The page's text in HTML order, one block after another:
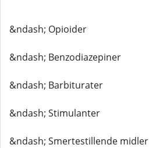
&ndash; Opioider
&ndash; Benzodiazepiner
&ndash; Barbiturater
&ndash; Stimulanter
&ndash; Smertestillende midler